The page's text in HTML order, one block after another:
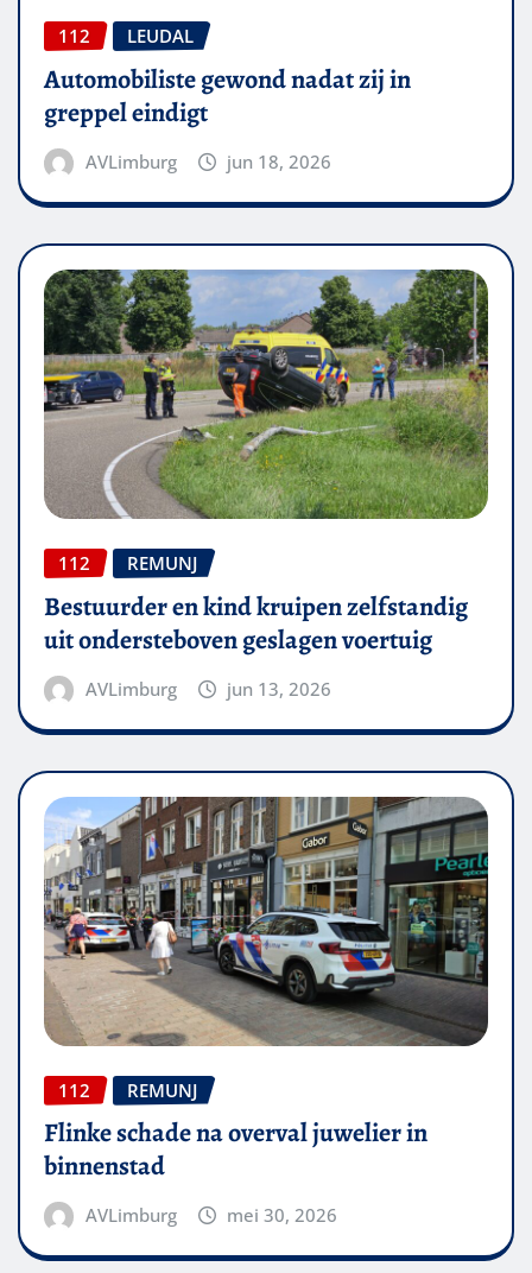
112 LEUDAL
Automobiliste gewond nadat zij in
greppel eindigt
AVLimburg jun 18, 2026
112 REMUNJ
Bestuurder en kind kruipen zelfstandig
uit ondersteboven geslagen voertuig
AVLimburg jun 13, 2026
112 REMUNJ
Flinke schade na overval juwelier in
binnenstad
AVLimburg mei 30, 2026